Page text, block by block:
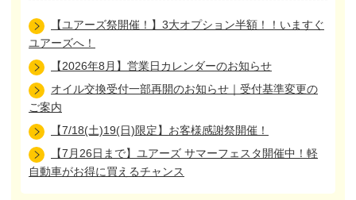
【ユアーズ祭開催！】3大オプション半額！！いますぐ
ユアーズへ！
【2026年8月】営業日カレンダーのお知らせ
オイル交換受付一部再開のお知らせ｜受付基準変更の
ご案内
【7/18(土)19(日)限定】お客様感謝祭開催！
【7月26日まで】ユアーズ サマーフェスタ開催中！軽
自動車がお得に買えるチャンス